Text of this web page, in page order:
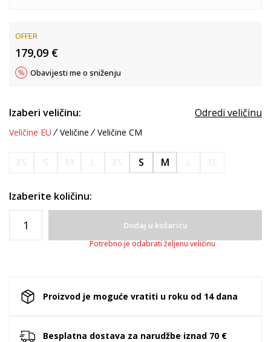
OFFER
179,09 €
Obavijesti me o sniženju
Izaberi veličinu: Odredi veličinu
Veličine EU Veličine Veličine CM
S M
Izaberite količinu:
Dodaj u košaricu
Potrebno je odabrati željenu veličinu
Proizvod je moguće vratiti u roku od 14 dana
Besplatna dostava za narudžbe iznad 70 €